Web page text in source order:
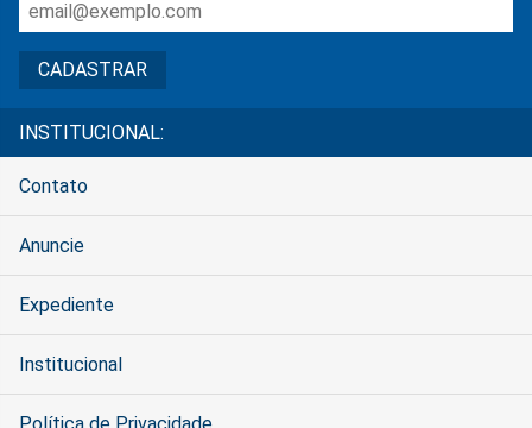
INSTITUCIONAL:
Contato
Anuncie
Expediente
Institucional